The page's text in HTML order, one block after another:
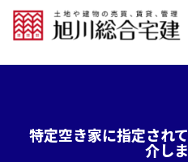
特定空き家に指定され
介し